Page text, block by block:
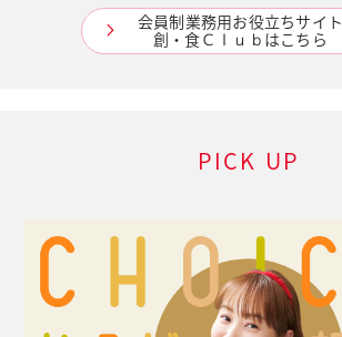
会員制業務用お役立ちサイト
創・食Ｃｌｕｂはこちら
PICK UP